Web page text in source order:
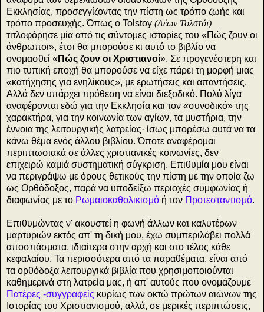
Εκκλησίας, προσεγγίζοντας την πίστη ως τρόπο ζωής και
τρόπο προσευχής. Όπως ο Tolstoy (Λέων Τολστόι)
τιτλοφόρησε μία από τις σύντομες ιστορίες του «Πώς ζουν οι
άνθρωποι», έτσι θα μπορούσε κι αυτό το βιβλίο να
ονομασθεί «Πώς ζουν οι Χριστιανοί». Σε προγενέστερη και
πιο τυπική εποχή θα μπορούσε να είχε πάρει τη μορφή μιας
«κατήχησης για ενηλίκους», με ερωτήσεις και απαντήσεις.
Αλλά δεν υπάρχει πρόθεση να είναι διεξοδικό. Πολύ λίγα
αναφέρονται εδώ για την Εκκλησία και τον «συνοδικό» της
χαρακτήρα, για την κοινωνία των αγίων, τα μυστήρια, την
έννοια της λειτουργικής λατρείας· ίσως μπορέσω αυτά να τα
κάνω θέμα ενός άλλου βιβλίου. Όποτε αναφέρομαι
περιπτωσιακά σε άλλες χριστιανικές κοινωνίες, δεν
επιχειρώ καμιά συστηματική σύγκριση. Επιθυμία μου είναι
να περιγράψω με όρους θετικούς την πίστη με την οποία ζω
ως Ορθόδοξος, παρά να υποδείξω περιοχές συμφωνίας ή
διαφωνίας με το Ρωμαιοκαθολικισμό ή τον Προτεσταντισμό.
Επιθυμώντας ν' ακουστεί η φωνή άλλων και καλυτέρων
μαρτυριών εκτός απ' τη δική μου, έχω συμπεριλάβει πολλά
αποσπάσματα, ιδιαίτερα στην αρχή και στο τέλος κάθε
κεφαλαίου. Τα περισσότερα από τα παραθέματα, είναι από
τα ορθόδοξα λειτουργικά βιβλία που χρησιμοποιούνται
καθημερινά στη λατρεία μας, ή απ' αυτούς που ονομάζουμε
Πατέρες -συγγραφείς κυρίως των οκτώ πρώτων αιώνων της
Ιστορίας του Χριστιανισμού, αλλά, σε μερικές περιπτώσεις,